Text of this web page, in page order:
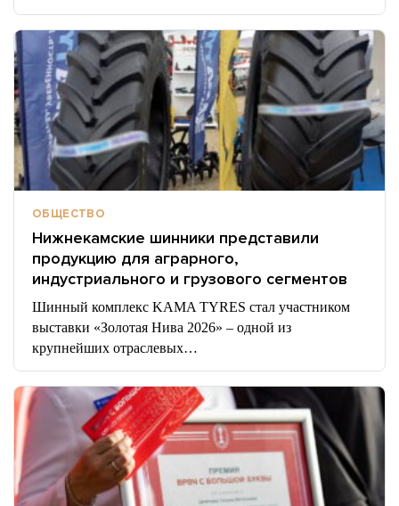
ОБЩЕСТВО
Нижнекамские шинники представили
продукцию для аграрного,
индустриального и грузового сегментов
Шинный комплекс KAMA TYRES стал участником
выставки «Золотая Нива 2026» – одной из
крупнейших отраслевых…